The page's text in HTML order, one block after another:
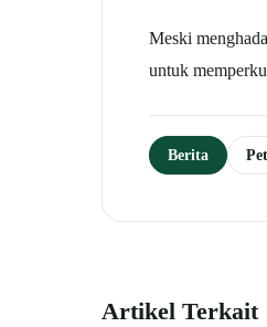
Meski
untuk
Berita
Artikel Terkait